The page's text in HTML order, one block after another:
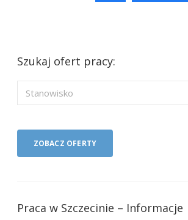
Szukaj ofert pracy:
Praca w Szczecinie – Informacje